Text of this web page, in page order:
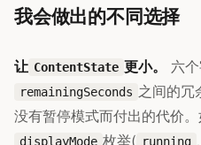
我会做出的不同选择
让 ContentState 更小。 六个
remainingSeconds 之间的冗
没有暂停模式而付出的代价
displayMode 枚举( running 、